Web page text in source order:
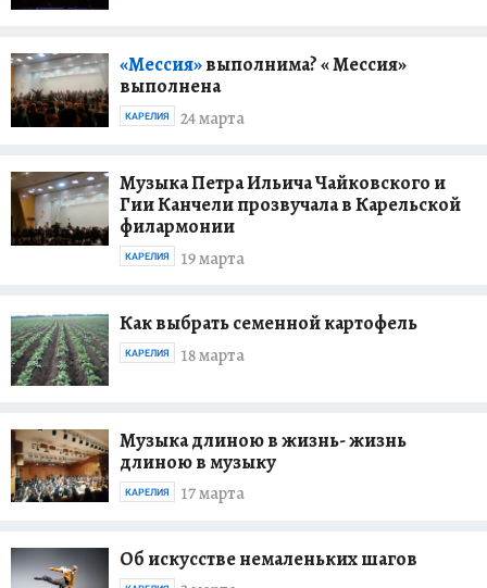
«Мессия»выполнима? « Мессия»
выполнена
24 марта
КАРЕЛИЯ
Музыка Петра Ильича Чайковского и
Гии Канчели прозвучала в Карельской
филармонии
19 марта
КАРЕЛИЯ
Как выбрать семенной картофель
18 марта
КАРЕЛИЯ
Музыка длиною в жизнь- жизнь
длиною в музыку
17 марта
КАРЕЛИЯ
Об искусстве немаленьких шагов